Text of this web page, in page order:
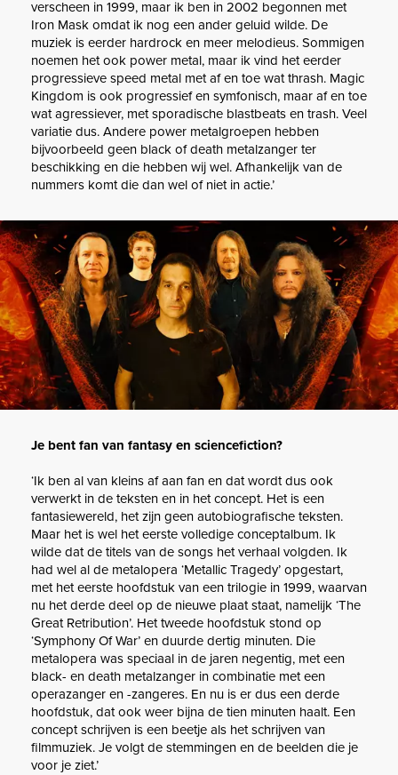
verscheen in 1999, maar ik ben in 2002 begonnen met
Iron Mask omdat ik nog een ander geluid wilde. De
muziek is eerder hardrock en meer melodieus. Sommigen
noemen het ook power metal, maar ik vind het eerder
progressieve speed metal met af en toe wat thrash. Magic
Kingdom is ook progressief en symfonisch, maar af en toe
wat agressiever, met sporadische blastbeats en trash. Veel
variatie dus. Andere power metalgroepen hebben
bijvoorbeeld geen black of death metalzanger ter
beschikking en die hebben wij wel. Afhankelijk van de
nummers komt die dan wel of niet in actie.’
Je bent fan van fantasy en sciencefiction?
‘Ik ben al van kleins af aan fan en dat wordt dus ook
verwerkt in de teksten en in het concept. Het is een
fantasiewereld, het zijn geen autobiografische teksten.
Maar het is wel het eerste volledige conceptalbum. Ik
wilde dat de titels van de songs het verhaal volgden. Ik
had wel al de metalopera ‘Metallic Tragedy’ opgestart,
met het eerste hoofdstuk van een trilogie in 1999, waarvan
nu het derde deel op de nieuwe plaat staat, namelijk ‘The
Great Retribution’. Het tweede hoofdstuk stond op
‘Symphony Of War’ en duurde dertig minuten. Die
metalopera was speciaal in de jaren negentig, met een
black- en death metalzanger in combinatie met een
operazanger en -zangeres. En nu is er dus een derde
hoofdstuk, dat ook weer bijna de tien minuten haalt. Een
concept schrijven is een beetje als het schrijven van
filmmuziek. Je volgt de stemmingen en de beelden die je
voor je ziet.’